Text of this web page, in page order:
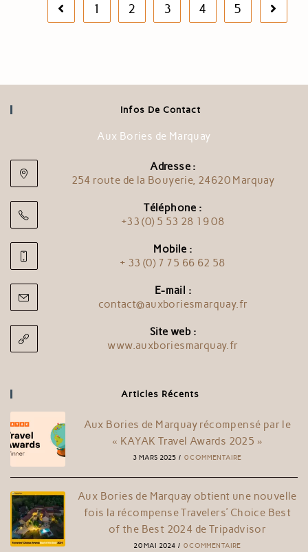
1 2 3 4 5
Infos De Contact
Aux Bories de Marquay
Adresse :
254 route de la Bouyerie, 24620 Marquay
Téléphone :
+33 (0) 5 53 28 19 08
Mobile :
+ 33 (0) 7 75 66 62 58
E-mail :
contact@auxboriesmarquay.fr
Site web :
www.auxboriesmarquay.fr
Articles Récents
Aux Bories de Marquay récompensé par le
« KAYAK Travel Awards 2025 »
3 MARS 2025 / 0 COMMENTAIRE
Aux Bories de Marquay obtient une nouvelle
fois la récompense Travelers’ Choice Best
of the Best 2024 de Tripadvisor
20 MAI 2024 / 0 COMMENTAIRE